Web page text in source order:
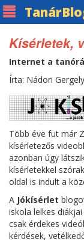
Tanár
Kísérletek,
Internet a
Írta: Nádori Gergely
Több éve fut már
kísérletezős
azonban úgy
kísérletekkel
oldal is indult a
A Jókísérlet
iskola lelkes
csak érdekes
kérdések,